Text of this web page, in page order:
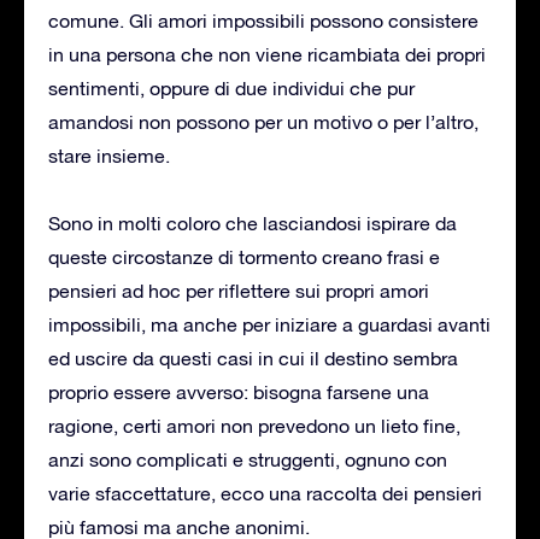
comune. Gli amori impossibili possono consistere
in una persona che non viene ricambiata dei propri
sentimenti, oppure di due individui che pur
amandosi non possono per un motivo o per l’altro,
stare insieme.
Sono in molti coloro che lasciandosi ispirare da
queste circostanze di tormento creano frasi e
pensieri ad hoc per riflettere sui propri amori
impossibili, ma anche per iniziare a guardasi avanti
ed uscire da questi casi in cui il destino sembra
proprio essere avverso: bisogna farsene una
ragione, certi amori non prevedono un lieto fine,
anzi sono complicati e struggenti, ognuno con
varie sfaccettature, ecco una raccolta dei pensieri
più famosi ma anche anonimi.